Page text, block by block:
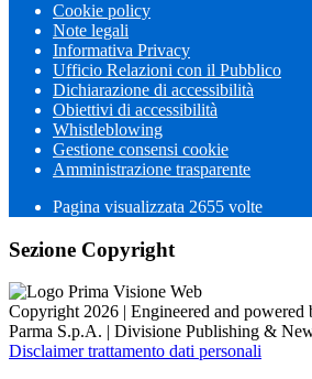
Cookie policy
Note legali
Informativa Privacy
Ufficio Relazioni con il Pubblico
Dichiarazione di accessibilità
Obiettivi di accessibilità
Whistleblowing
Gestione consensi cookie
Amministrazione trasparente
Pagina visualizzata 2655 volte
Sezione Copyright
Copyright 2026 | Engineered and powered
Parma S.p.A. | Divisione Publishing &
Disclaimer trattamento dati personali